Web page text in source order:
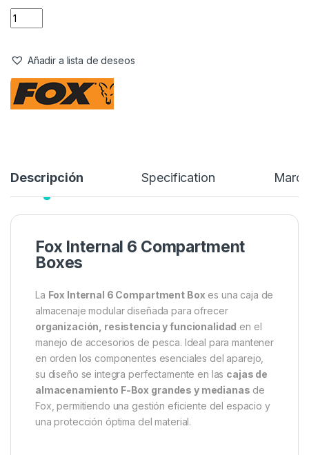
Añadir a lista de deseos
Descripción Specification Marca
Fox Internal 6 Compartment
Boxes
La Fox Internal 6 Compartment Box es una caja de
almacenaje modular diseñada para ofrecer
organización, resistencia y funcionalidad en el
manejo de accesorios de pesca. Ideal para mantener
en orden los componentes esenciales del aparejo,
su diseño se integra perfectamente en las cajas de
almacenamiento F-Box grandes y medianas de
Fox, permitiendo una gestión eficiente del espacio y
una protección óptima del material.